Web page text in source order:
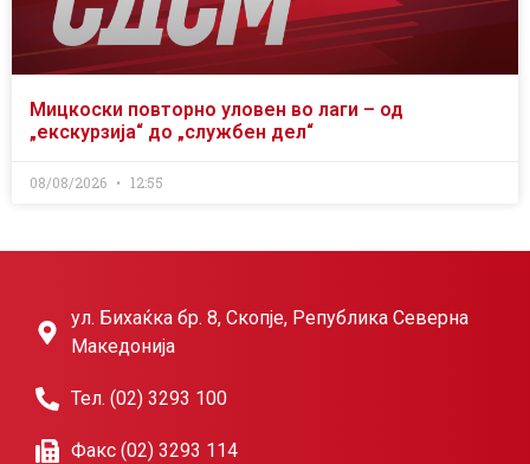
Мицкоски повторно уловен во лаги – од
„екскурзија“ до „службен дел“
08/08/2026 12:55
ул. Бихаќка бр. 8, Скопје, Република Северна
Македонија
Тел. (02) 3293 100
Факс (02) 3293 114